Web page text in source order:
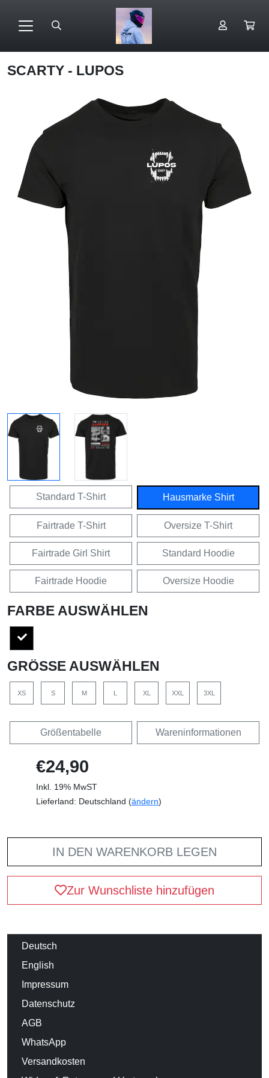
SCARTY - LUPOS
Standard T-Shirt Hausmarke Shirt
Fairtrade T-Shirt Oversize T-Shirt
Fairtrade Girl Shirt Standard Hoodie
Fairtrade Hoodie Oversize Hoodie
FARBE AUSWÄHLEN
GRÖSSE AUSWÄHLEN
XS S M XL XXL 3XL
Größentabelle Wareninformationen
€24,90
Inkl. 19% MwST
Lieferland: Deutschland (ändern)
IN DEN WARENKORB LEGEN
Zur Wunschliste hinzufügen
Deutsch
English
Impressum
Datenschutz
AGB
WhatsApp
Versandkosten